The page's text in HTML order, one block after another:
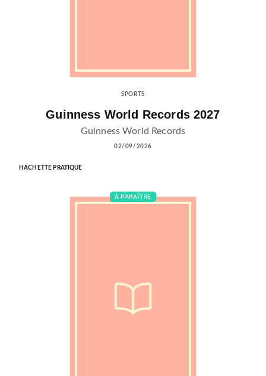
SPORTS
Guinness World Records 2027
Guinness World Records
02/09/2026
HACHETTE PRATIQUE
À PARAÎTRE